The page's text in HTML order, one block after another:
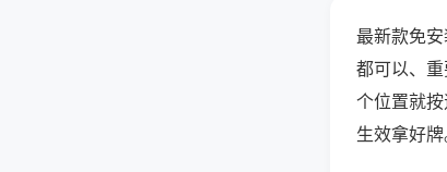
最新款免
都可以、
个位置就
生效拿好牌